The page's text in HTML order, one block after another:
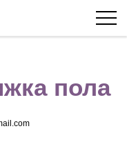
пола